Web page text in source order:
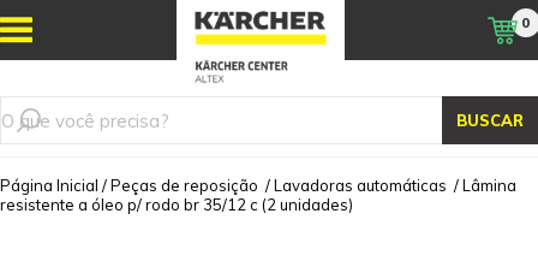
BUSCAR
0
Página Inicial /Peças de reposição /Lavadoras automáticas /Lâmina
resistente a óleo p/ rodo br 35/12 c (2 unidades)